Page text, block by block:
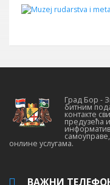
Град Бор -
битним
контакте
предузећа
онлине услугама.
ВАЖНИ